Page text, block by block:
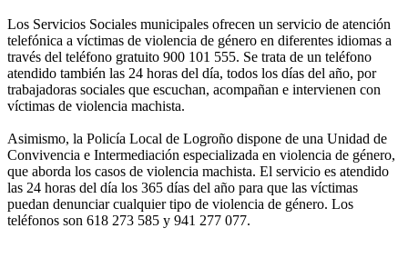
Los Servicios Sociales municipales ofrecen un servicio de atención
telefónica a víctimas de violencia de género en diferentes idiomas a
través del teléfono gratuito 900 101 555. Se trata de un teléfono
atendido también las 24 horas del día, todos los días del año, por
trabajadoras sociales que escuchan, acompañan e intervienen con
víctimas de violencia machista.
Asimismo, la Policía Local de Logroño dispone de una Unidad de
Convivencia e Intermediación especializada en violencia de género,
que aborda los casos de violencia machista. El servicio es atendido
las 24 horas del día los 365 días del año para que las víctimas
puedan denunciar cualquier tipo de violencia de género. Los
teléfonos son 618 273 585 y 941 277 077.